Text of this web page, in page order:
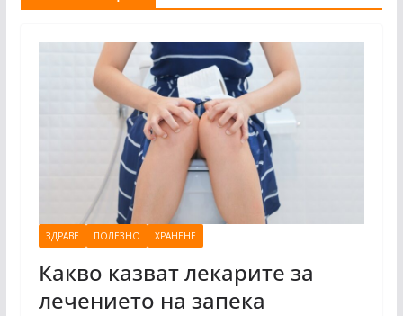
ЗДРАВЕ ПОЛЕЗНО ХРАНЕНЕ
Какво казват лекарите за
лечението на запекa